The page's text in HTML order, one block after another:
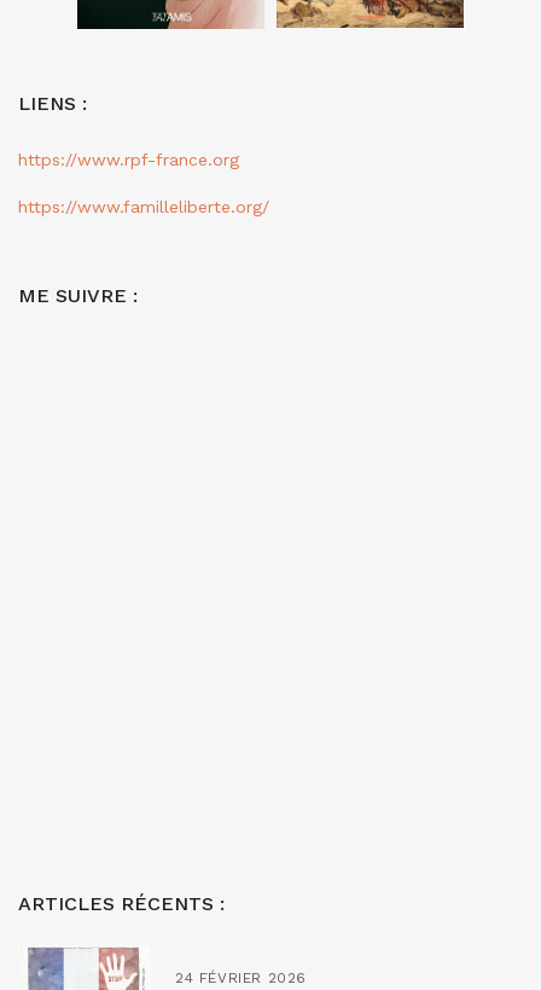
LIENS :
https://www.rpf-france.org
https://www.familleliberte.org/
ME SUIVRE :
ARTICLES RÉCENTS :
24 FÉVRIER 2026